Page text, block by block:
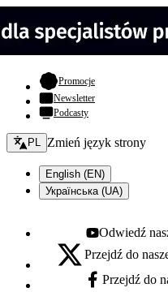
Promocje- otwiera się w
Newsletter
Podcasty
Zmień język - bieżący:
PL Zmień język strony
English (EN)
Українська (UA)
Youtube - otwiera
Odwiedź
X - otwiera się w nowej
Przejdź do
Facebook - otwiera
Przejdź do